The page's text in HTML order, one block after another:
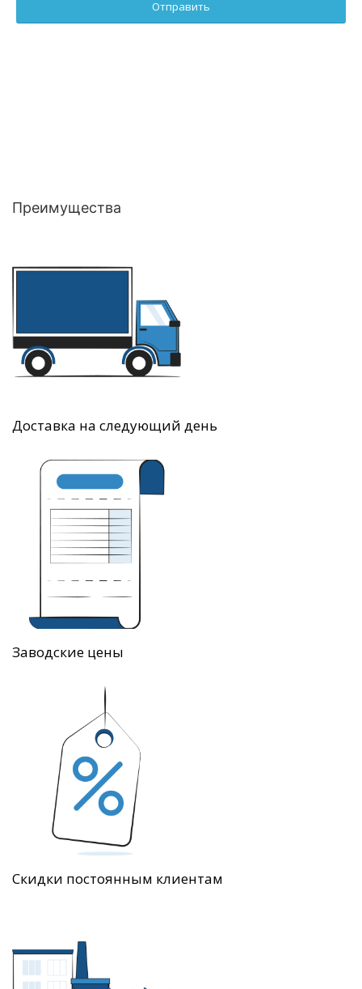
Преимущества
Доставка на следующий день
Заводские цены
Скидки постоянным клиентам